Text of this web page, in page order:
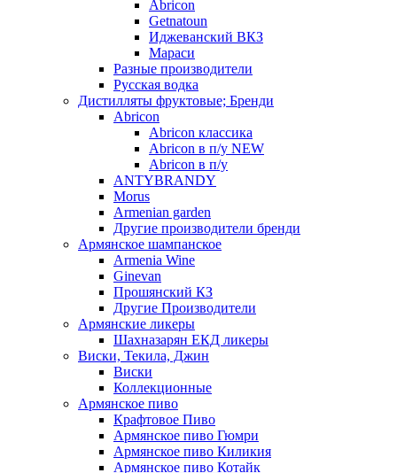
Abricon
Getnatoun
Иджеванский ВКЗ
Мараси
Разные производители
Русская водка
Дистилляты фруктовые; Бренди
Abricon
Abricon классика
Abricon в п/у NEW
Abricon в п/у
ANTYBRANDY
Morus
Armenian garden
Другие производители бренди
Армянское шампанское
Armenia Wine
Ginevan
Прошянский КЗ
Другие Производители
Армянские ликеры
Шахназарян ЕКД ликеры
Виски, Текила, Джин
Виски
Коллекционные
Армянское пиво
Крафтовое Пиво
Армянское пиво Гюмри
Армянское пиво Киликия
Армянское пиво Котайк